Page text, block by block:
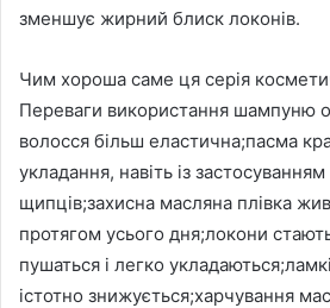
зменшує жирний блиск локонів.
Чим хороша саме ця серія
Переваги використання шампуню
волосся більш еластична;пасма
укладання, навіть із
щипців;захисна масляна плівка
протягом усього дня;локони
пушаться і легко
істотно знижується;харчування